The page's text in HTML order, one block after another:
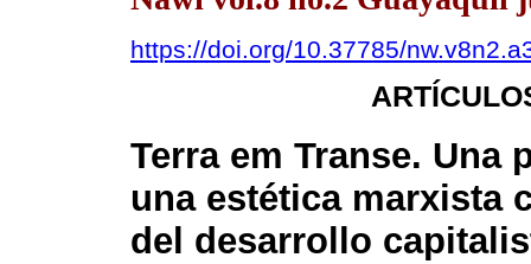
https://doi.org/10.37785/
Terra em Transe. Una
una estética marxista
del desarrollo